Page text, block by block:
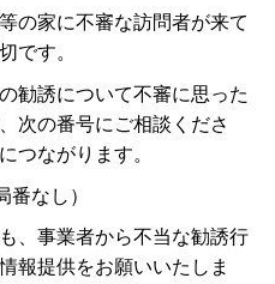
の家に不審な訪問者が来て
です。
勧誘について不審に思った
次の番号にご相談くださ
つながります。
なし）
、事業者から不当な勧誘行
報提供をお願いいたしま